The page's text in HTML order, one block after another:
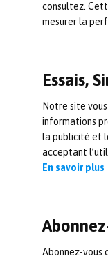
consultez.
mesurer la
Essais,
Notre site
informations
la publicité et
acceptant
En savoir plus
Abonnez-vous
outil se
automatique
Pour
grande soirée
programme
jumeau
sur ses